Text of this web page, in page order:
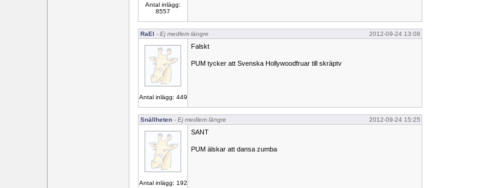
Antal inlägg:
8557
RaEl - Ej medlem längre 2012-09-24 13:08
Antal inlägg: 449
Falskt
PUM tycker att Svenska Hollywoodfruar till skräptv
Snällheten - Ej medlem längre 2012-09-24 15:25
Antal inlägg: 192
SANT
PUM älskar att dansa zumba